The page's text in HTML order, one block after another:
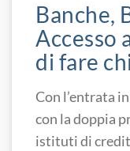
Banche,
Accesso
di fare
Con l’entrata
con la doppia
istituti di